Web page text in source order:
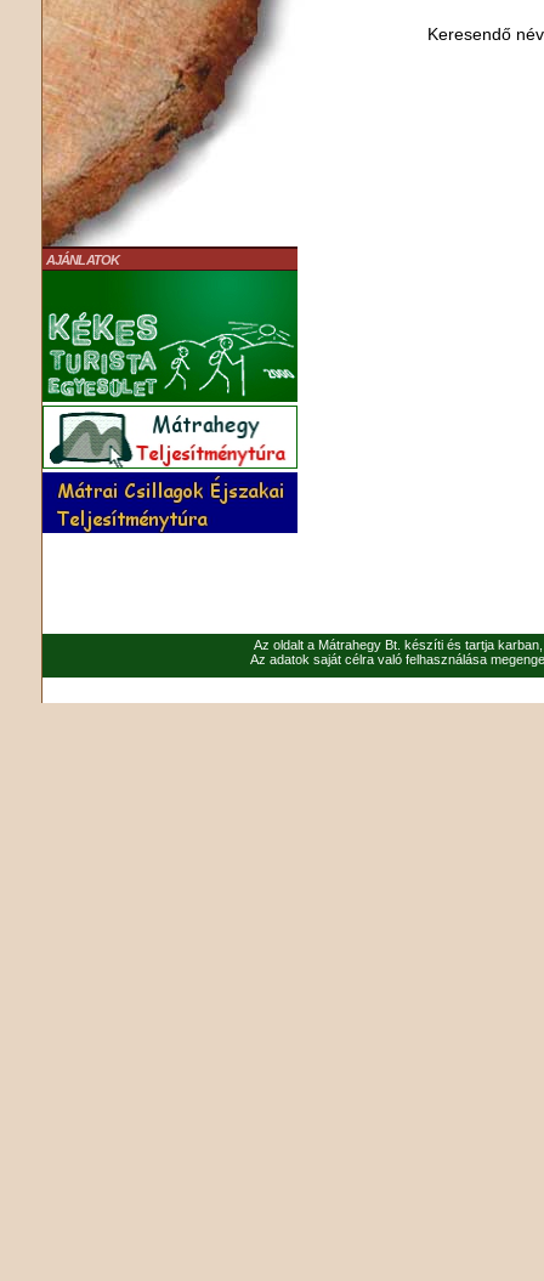
AJÁNLATOK
Keresendő
Az oldalt a Mátrahegy Bt. készíti és tartja
Az adatok saját célra való felhasználása